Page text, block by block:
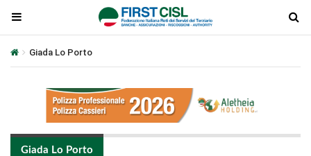
Giada Lo Porto
Giada Lo Porto